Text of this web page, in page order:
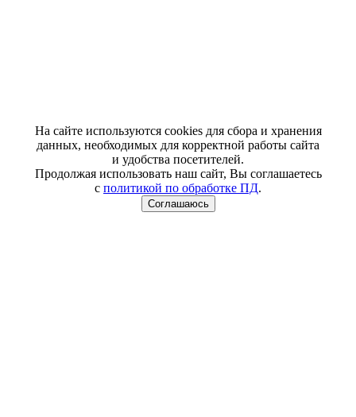
На сайте используются cookies для сбора и хранения
данных, необходимых для корректной работы сайта
и удобства посетителей.
Продолжая использовать наш сайт, Вы соглашаетесь
с политикой по обработке ПД.
Соглашаюсь